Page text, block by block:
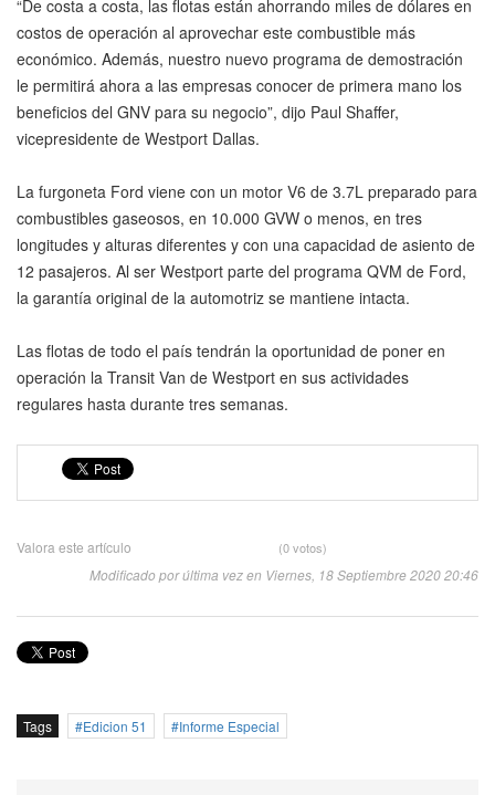
“De costa a costa, las flotas están ahorrando miles de dólares en
costos de operación al aprovechar este combustible más
económico. Además, nuestro nuevo programa de demostración
le permitirá ahora a las empresas conocer de primera mano los
beneficios del GNV para su negocio”, dijo Paul Shaffer,
vicepresidente de Westport Dallas.
La furgoneta Ford viene con un motor V6 de 3.7L preparado para
combustibles gaseosos, en 10.000 GVW o menos, en tres
longitudes y alturas diferentes y con una capacidad de asiento de
12 pasajeros. Al ser Westport parte del programa QVM de Ford,
la garantía original de la automotriz se mantiene intacta.
Las flotas de todo el país tendrán la oportunidad de poner en
operación la Transit Van de Westport en sus actividades
regulares hasta durante tres semanas.
Valora este artículo (0 votos)
Modificado por última vez en Viernes, 18 Septiembre 2020 20:46
Tags Edicion 51 Informe Especial